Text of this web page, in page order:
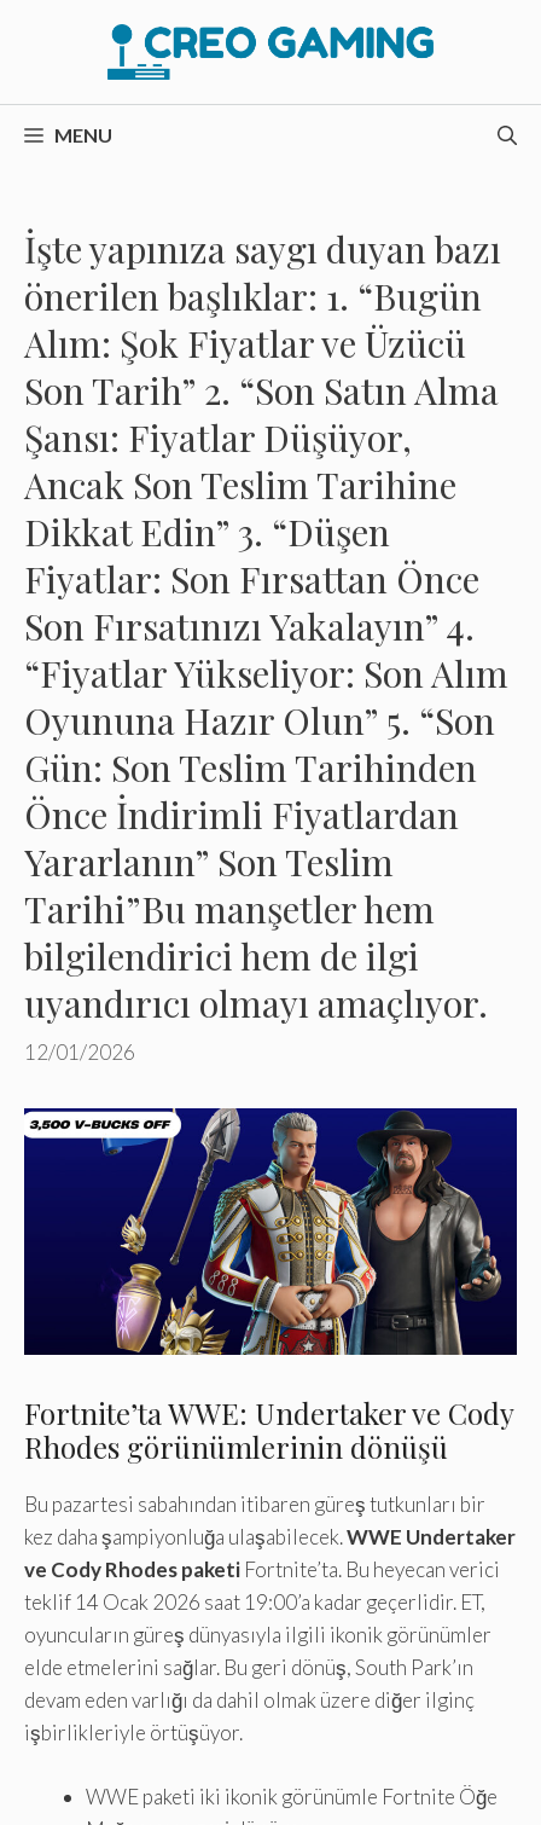
MENU
İşte yapınıza saygı duyan bazı
önerilen başlıklar: 1. “Bugün
Alım: Şok Fiyatlar ve Üzücü
Son Tarih” 2. “Son Satın Alma
Şansı: Fiyatlar Düşüyor,
Ancak Son Teslim Tarihine
Dikkat Edin” 3. “Düşen
Fiyatlar: Son Fırsattan Önce
Son Fırsatınızı Yakalayın” 4.
“Fiyatlar Yükseliyor: Son Alım
Oyununa Hazır Olun” 5. “Son
Gün: Son Teslim Tarihinden
Önce İndirimli Fiyatlardan
Yararlanın” Son Teslim
Tarihi”Bu manşetler hem
bilgilendirici hem de ilgi
uyandırıcı olmayı amaçlıyor.
12/01/2026
Fortnite’ta WWE: Undertaker ve Cody
Rhodes görünümlerinin dönüşü
Bu pazartesi sabahından itibaren güreş tutkunları bir
kez daha şampiyonluğa ulaşabilecek.WWE Undertaker
ve Cody Rhodes paketi Fortnite’ta. Bu heyecan verici
teklif 14 Ocak 2026 saat 19:00’a kadar geçerlidir. ET,
oyuncuların güreş dünyasıyla ilgili ikonik görünümler
elde etmelerini sağlar. Bu geri dönüş, South Park’ın
devam eden varlığı da dahil olmak üzere diğer ilginç
işbirlikleriyle örtüşüyor.
WWE paketi iki ikonik görünümle Fortnite Öğe